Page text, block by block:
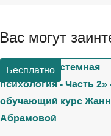
Вас могут
Бесплатно